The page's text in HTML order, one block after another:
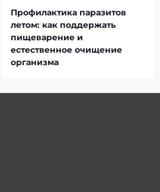
Профилактика паразитов
летом: как поддержать
пищеварение и
естественное очищение
организма